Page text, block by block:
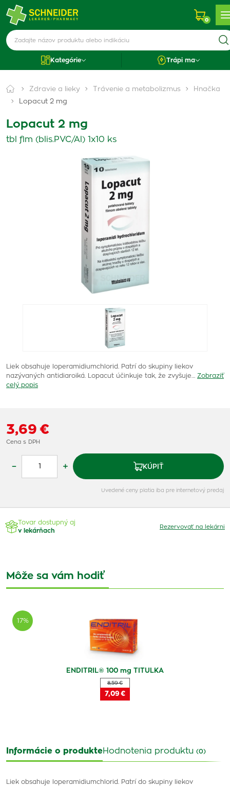
0
Kategórie Trápi ma
Zdravie a lieky Trávenie a metabolizmus
Hnačka
Lopacut 2 mg
Lopacut 2 mg
tbl flm (blis.PVC/Al) 1x10 ks
Liek obsahuje loperamidiumchlorid. Patrí do skupiny liekov
nazývaných antidiaroiká. Lopacut účinkuje tak, že zvyšuje…
Zobraziť
celý popis
3,69 €
Cena s DPH
– + KÚPIŤ
Uvedené ceny platia iba pre internetový predaj
Tovar dostupný aj
v lekárňach
Rezervovať na lekárni
Môže sa vám hodiť
17%
ENDITRIL® 100 mg TITULKA
8,59 €
7,09 €
Informácie o produkteHodnotenia produktu (0)
Liek obsahuje loperamidiumchlorid. Patrí do skupiny liekov